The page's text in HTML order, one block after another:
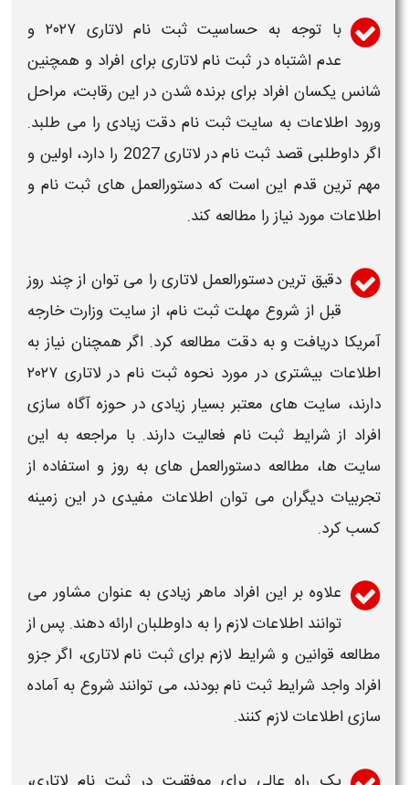
با توجه به حساسیتثبت نام لاتاری ۲۰۲۷
و
عدماشتباه در ثبت نام لاتاری برای افراد و همچنین
شانس یکسان افراد برای برنده شدن در این رقابت، مراحل
ورود اطلاعات به سایتثبت نام دقت زیادی را می طلبد.
اگر داوطلبی قصد ثبت نام در لاتاری 2027
را دارد، اولین و
مهم ترین قدم این است که دستورالعمل های ثبت نامو
اطلاعات مورد نیاز را مطالعه کند.
دقیق ترین دستورالعمل لاتاری را می توان از چند روز
قبل از شروع مهلتثبت نام، از سایت وزارت خارجه
آمریکا دریافت و به دقت مطالعه کرد. اگر همچنان نیاز به
اطلاعات بیشتری در مورد نحوه ثبت نام در لاتاری ۲۰۲۷
دارند، سایت های معتبر بسیار زیادی در حوزه آگاه سازی
افراد از شرایط ثبت نام فعالیت دارند. با مراجعه به این
سایت ها، مطالعه دستورالعمل های به روز و استفاده از
تجربیات دیگران می توان اطلاعات مفیدی در این زمینه
کسب کرد.
علاوه بر این افراد ماهر زیادی به عنوان مشاور می
توانند اطلاعات لازم را به داوطلبان ارائه دهند. پس از
مطالعه قوانین و شرایط لازم برایثبت نام لاتاری، اگر جزو
افراد واجد شرایطثبت نامبودند، می توانند شروع به آماده
سازی اطلاعات لازم کنند.